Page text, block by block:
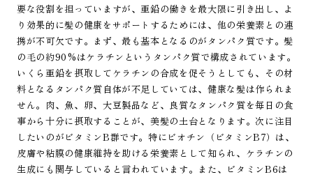
要な役割を担っていますが、亜鉛の働きを最大限に引き出し、よ
り効果的に髪の健康をサポートするためには、他の栄養素との連
携が不可欠です。まず、最も基本となるのがタンパク質です。髪
の毛の約90%はケラチンというタンパク質で構成されています。
いくら亜鉛を摂取してケラチンの合成を促そうとしても、その材
料となるタンパク質自体が不足していては、健康な髪は作られま
せん。肉、魚、卵、大豆製品など、良質なタンパク質を毎日の食
事から十分に摂取することが、美髪の土台となります。次に注目
したいのがビタミンB群です。特にビオチン（ビタミンB7）は、
皮膚や粘膜の健康維持を助ける栄養素として知られ、ケラチンの
生成にも関与していると言われています。また、ビタミンB6は